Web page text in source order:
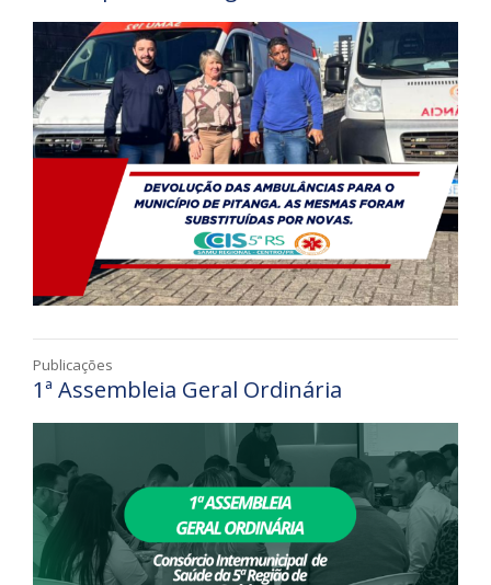
Publicações
1ª Assembleia Geral Ordinária